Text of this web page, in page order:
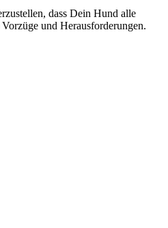
dass Dein Hund alle
und Her­aus­for­de­run­gen.